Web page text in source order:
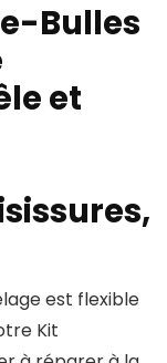
Bulles
et
est flexible
Kit